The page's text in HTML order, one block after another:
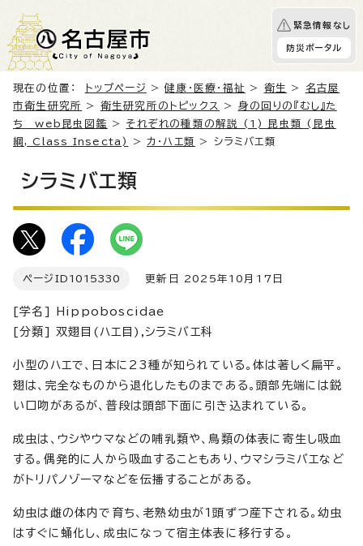
緊急情報なし
防災ポータル
現在の位置： トップページ >健康・医療・福祉 > 衛生 >
名古屋
市衛生研究所 > 衛生研究所のトピックス > 身の回りの『むし』た
ち web昆虫図鑑 > それぞれの種類の解説 (1) 昆虫類 (昆虫
綱, Class Insecta)
>カ・ハエ類 > シラミバエ類
シラミバエ類
ページID 1015330 更新日 2025年10月17日
[学名] Hippoboscidae
[分類] 双翅目(ハエ目),シラミバエ科
小型のハエで、日本に23種が知られている。体は著しく扁平。
翅は、完全なものから退化したものまである。頭部先端には鋭
い口吻があるが、普段は頭部下面に引き込まれている。
成虫は、ウシやウマなどの哺乳類や、鳥類の体表に寄生し吸血
する。偶発的に人から吸血することもあり、ウマシラミバエなど
がトリパノゾーマなどを伝播することがある。
幼虫は雌の体内で育ち、老熟幼虫が1頭ずつ産下される。幼虫
はすぐに蛹化し、成虫になって宿主体表に移行する。